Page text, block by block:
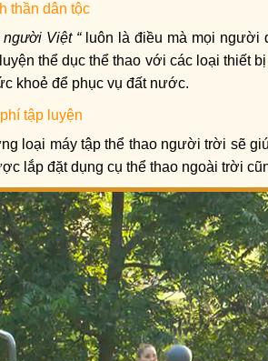
thần dân tộc
người Việt “luôn là điều mà mọi người
thể dục thể thao với các loại thiết
khoẻ để phục vụ đất nước.
tập luyện
loại máy tập thể thao người trời sẽ
lắp đặt dụng cụ thể thao ngoài trời